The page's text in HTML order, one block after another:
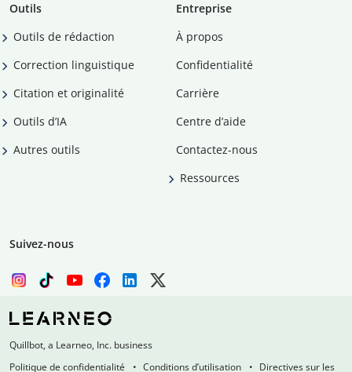
Outils
Outils de rédaction
Correction linguistique
Citation et originalité
Outils d’IA
Autres outils
Entreprise
À propos
Confidentialité
Carrière
Centre d’aide
Contactez-nous
Ressources
Suivez-nous
Quillbot, a Learneo, Inc. business
Politique de confidentialité
Conditions d’utilisation Directives sur les